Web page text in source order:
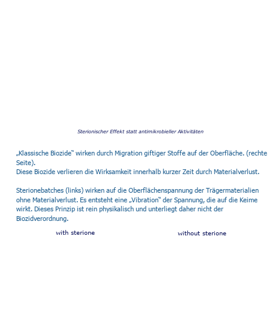
Sterionischer Effekt statt antimikrobieller Aktivitäten
„Klassische Biozide“ wirken durch Migration giftiger Stoffe auf der Oberfläche. (rechte
Seite).
Diese Biozide verlieren die Wirksamkeit innerhalb kurzer Zeit durch Materialverlust.
Sterionebatches (links) wirken auf die Oberflächenspannung der Trägermaterialien
ohne Materialverlust. Es entsteht eine „Vibration“ der Spannung, die auf die Keime
wirkt. Dieses Prinzip ist rein physikalisch und unterliegt daher nicht der
Biozidverordnung.
with sterione without sterione